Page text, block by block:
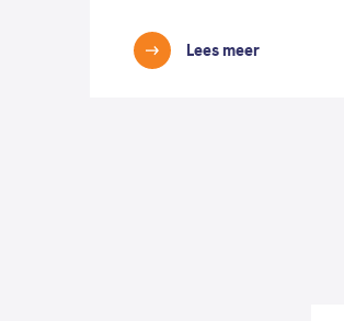
Lees meer